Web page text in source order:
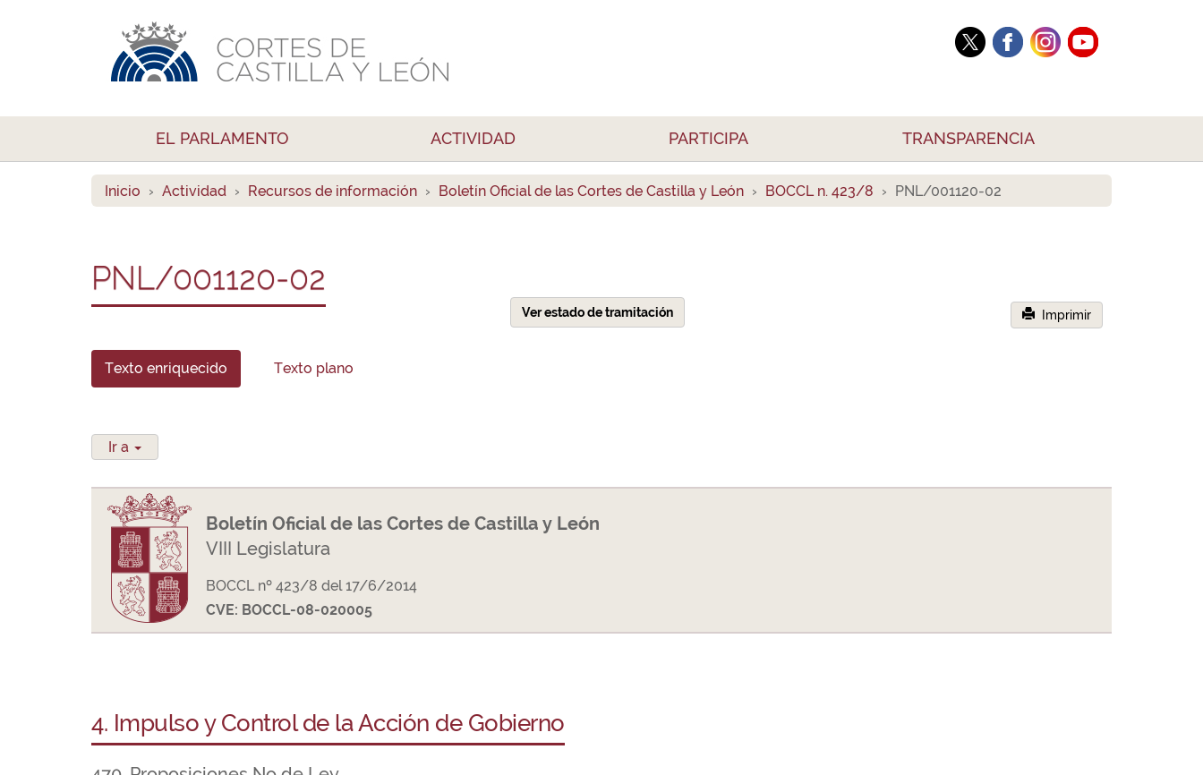
EL PARLAMENTO ACTIVIDAD PARTICIPA TRANSPARENCIA
Inicio Actividad Recursos de información Boletín Oficial de las Cortes de Castilla y León BOCCL n. 423/8 PNL/001120-02
PNL/001120-02
Ver estado de tramitación Imprimir
Texto enriquecido Texto plano
Ir a
Boletín Oficial de las Cortes de Castilla y León
VIII Legislatura
BOCCL nº 423/8 del 17/6/2014
CVE: BOCCL-08-020005
4. Impulso y Control de la Acción de Gobierno